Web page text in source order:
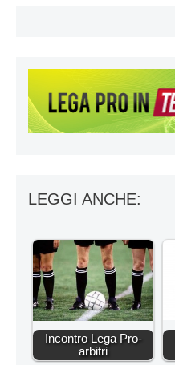
LEGGI ANCHE:
Incontro Lega Pro-
arbitri